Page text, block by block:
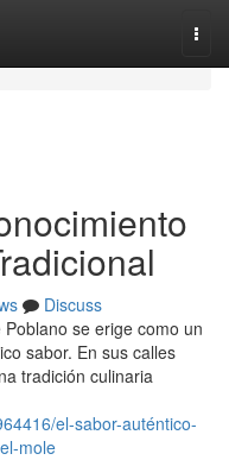
Discuss
se erige como un
sabor. En sus calles
tradición culinaria
el-sabor-auténtico-
mole